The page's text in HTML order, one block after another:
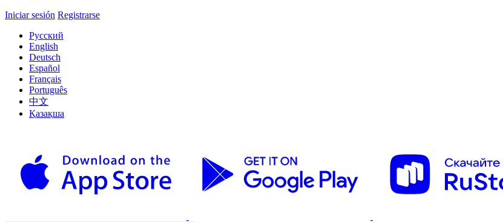
Iniciar sesión Registrarse
Русский
English
Deutsch
Español
Français
Português
中文
Қазақша